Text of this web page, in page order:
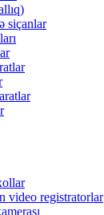
siçanlar
video registratorlar